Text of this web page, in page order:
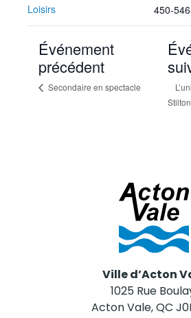
Loisirs
450-
Événement
précédent
Secondaire en spectacle
Stilton
Ville d’Acton
1025 Rue
Acton Vale, QC